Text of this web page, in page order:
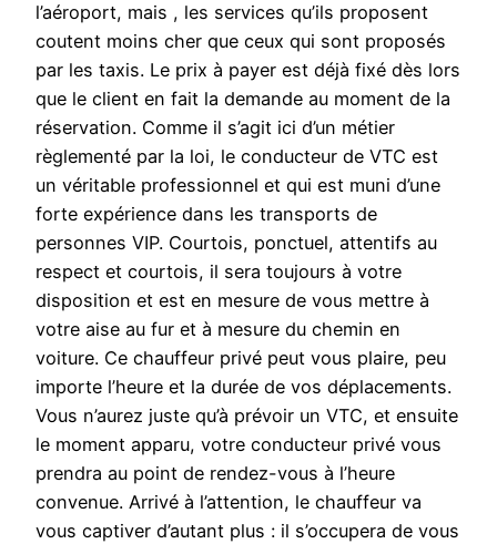
l’aéroport, mais , les services qu’ils proposent
coutent moins cher que ceux qui sont proposés
par les taxis. Le prix à payer est déjà fixé dès lors
que le client en fait la demande au moment de la
réservation. Comme il s’agit ici d’un métier
règlementé par la loi, le conducteur de VTC est
un véritable professionnel et qui est muni d’une
forte expérience dans les transports de
personnes VIP. Courtois, ponctuel, attentifs au
respect et courtois, il sera toujours à votre
disposition et est en mesure de vous mettre à
votre aise au fur et à mesure du chemin en
voiture. Ce chauffeur privé peut vous plaire, peu
importe l’heure et la durée de vos déplacements.
Vous n’aurez juste qu’à prévoir un VTC, et ensuite
le moment apparu, votre conducteur privé vous
prendra au point de rendez-vous à l’heure
convenue. Arrivé à l’attention, le chauffeur va
vous captiver d’autant plus : il s’occupera de vous